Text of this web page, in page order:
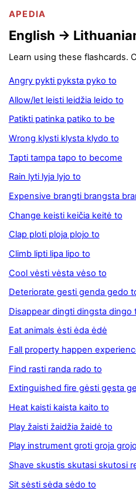
APEDIA
English ->
Learn using these flashcards.
Angry pykti pyksta pyko to
Allow/let leisti leidžia leido to
Patikti patinka patiko to be
Wrong klysti klysta klydo to
Tapti tampa tapo to become
Rain lyti lyja lyjo to
Expensive brangti brangsta
Change keisti keičia keitė to
Clap ploti ploja plojo to
Climb lipti lipa lipo to
Cool vėsti vėsta vėso to
Deteriorate gesti genda gedo
Disappear dingti dingsta dingo
Eat animals ėsti ėda ėdė
Fall property happen
Find rasti randa rado to
Extinguished fire gėsti gęsta
Heat kaisti kaista kaito to
Play žaisti žaidžia žaidė to
Play instrument groti groja grojo
Shave skustis skutasi skutosi
Sit sėsti sėda sėdo to